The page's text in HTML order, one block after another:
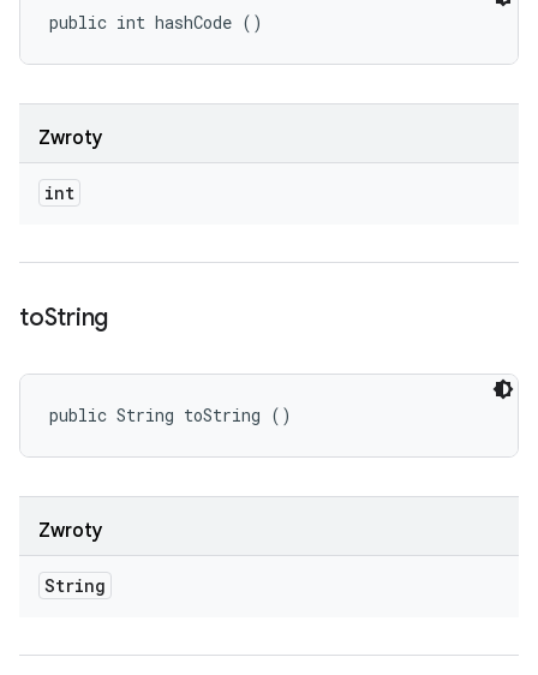
public int hashCode ()
Zwroty
int
toString
public String toString ()
Zwroty
String